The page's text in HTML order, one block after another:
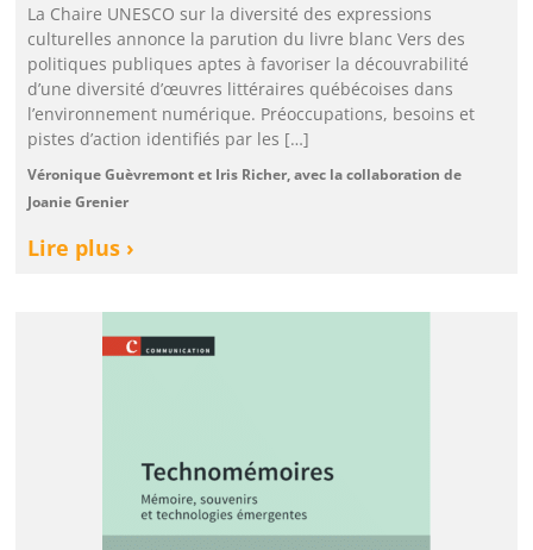
La Chaire UNESCO sur la diversité des expressions
culturelles annonce la parution du livre blanc Vers des
politiques publiques aptes à favoriser la découvrabilité
d’une diversité d’œuvres littéraires québécoises dans
l’environnement numérique. Préoccupations, besoins et
pistes d’action identifiés par les […]
Véronique Guèvremont et Iris Richer, avec la collaboration de
Joanie Grenier
Lire plus ›